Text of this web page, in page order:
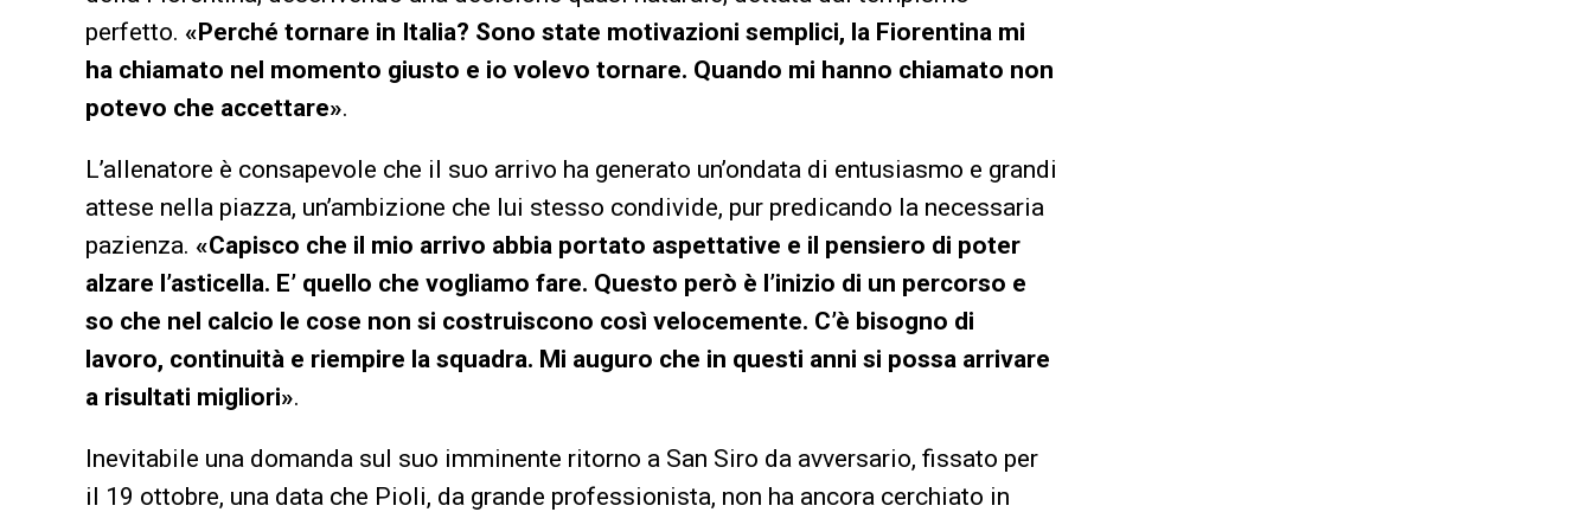
perfetto. «Perché tornare in Italia? Sono state motivazioni semplici, la Fiorentina mi
ha chiamato nel momento giusto e io volevo tornare. Quando mi hanno chiamato non
potevo che accettare».
L’allenatore è consapevole che il suo arrivo ha generato un’ondata di entusiasmo e grandi
attese nella piazza, un’ambizione che lui stesso condivide, pur predicando la necessaria
pazienza. «Capisco che il mio arrivo abbia portato aspettative e il pensiero di poter
alzare l’asticella. E’ quello che vogliamo fare. Questo però è l’inizio di un percorso e
so che nel calcio le cose non si costruiscono così velocemente. C’è bisogno di
lavoro, continuità e riempire la squadra. Mi auguro che in questi anni si possa arrivare
a risultati migliori».
Inevitabile una domanda sul suo imminente ritorno a San Siro da avversario, fissato per
il 19 ottobre, una data che Pioli, da grande professionista, non ha ancora cerchiato in